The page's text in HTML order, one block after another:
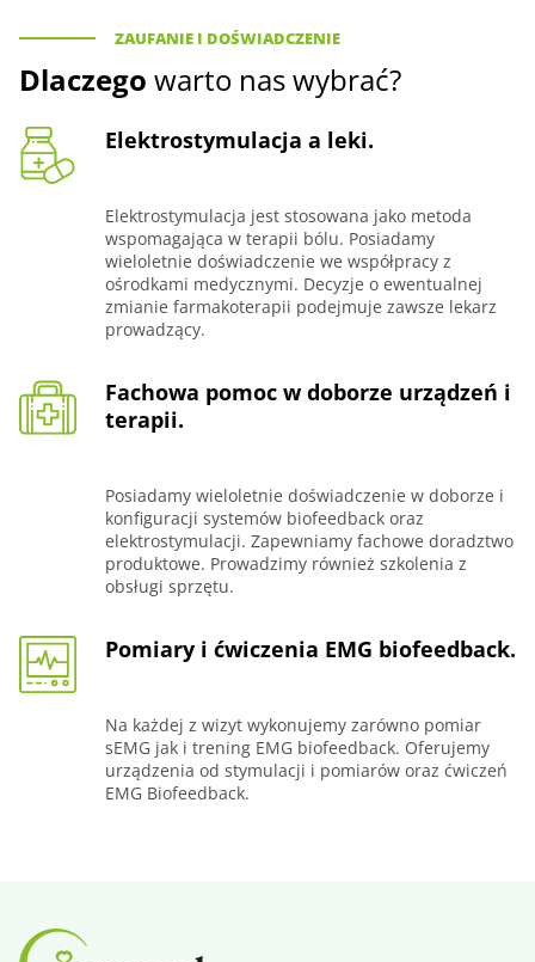
ZAUFANIE I DOŚWIADCZENIE
Dlaczego warto nas wybrać?
Elektrostymulacja a leki.
Elektrostymulacja jest stosowana jako metoda
wspomagająca w terapii bólu. Posiadamy
wieloletnie doświadczenie we współpracy z
ośrodkami medycznymi. Decyzje o ewentualnej
zmianie farmakoterapii podejmuje zawsze lekarz
prowadzący.
Fachowa pomoc w doborze urządzeń i
terapii.
Posiadamy wieloletnie doświadczenie w doborze i
konfiguracji systemów biofeedback oraz
elektrostymulacji. Zapewniamy fachowe doradztwo
produktowe. Prowadzimy również szkolenia z
obsługi sprzętu.
Pomiary i ćwiczenia EMG biofeedback.
Na każdej z wizyt wykonujemy zarówno pomiar
sEMG jak i trening EMG biofeedback. Oferujemy
urządzenia od stymulacji i pomiarów oraz ćwiczeń
EMG Biofeedback.